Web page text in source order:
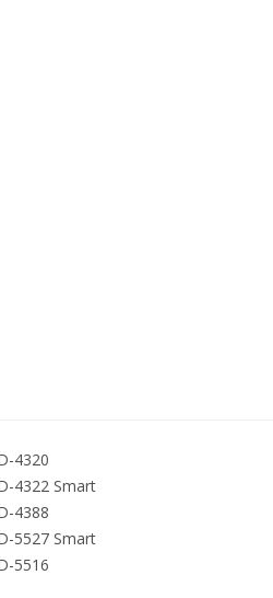
4320
4322 Smart
4388
5527 Smart
5516